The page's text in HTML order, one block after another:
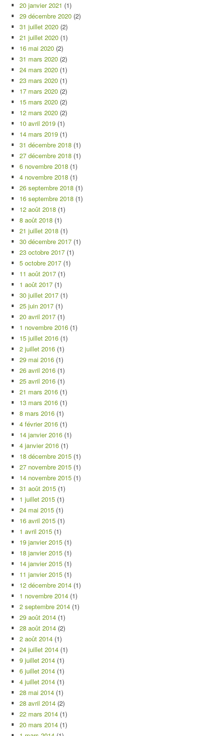
20 janvier 2021 (1)
29 décembre 2020 (2)
31 juillet 2020 (2)
21 juillet 2020 (1)
16 mai 2020 (2)
31 mars 2020 (2)
24 mars 2020 (1)
23 mars 2020 (1)
17 mars 2020 (2)
15 mars 2020 (2)
12 mars 2020 (2)
10 avril 2019 (1)
14 mars 2019 (1)
31 décembre 2018 (1)
27 décembre 2018 (1)
6 novembre 2018 (1)
4 novembre 2018 (1)
26 septembre 2018 (1)
16 septembre 2018 (1)
12 août 2018 (1)
8 août 2018 (1)
21 juillet 2018 (1)
30 décembre 2017 (1)
23 octobre 2017 (1)
5 octobre 2017 (1)
11 août 2017 (1)
1 août 2017 (1)
30 juillet 2017 (1)
25 juin 2017 (1)
20 avril 2017 (1)
1 novembre 2016 (1)
15 juillet 2016 (1)
2 juillet 2016 (1)
29 mai 2016 (1)
26 avril 2016 (1)
25 avril 2016 (1)
21 mars 2016 (1)
13 mars 2016 (1)
8 mars 2016 (1)
4 février 2016 (1)
14 janvier 2016 (1)
4 janvier 2016 (1)
18 décembre 2015 (1)
27 novembre 2015 (1)
14 novembre 2015 (1)
31 août 2015 (1)
1 juillet 2015 (1)
24 mai 2015 (1)
16 avril 2015 (1)
1 avril 2015 (1)
19 janvier 2015 (1)
18 janvier 2015 (1)
14 janvier 2015 (1)
11 janvier 2015 (1)
12 décembre 2014 (1)
1 novembre 2014 (1)
2 septembre 2014 (1)
29 août 2014 (1)
28 août 2014 (2)
2 août 2014 (1)
24 juillet 2014 (1)
9 juillet 2014 (1)
6 juillet 2014 (1)
4 juillet 2014 (1)
28 mai 2014 (1)
28 avril 2014 (2)
22 mars 2014 (1)
20 mars 2014 (1)